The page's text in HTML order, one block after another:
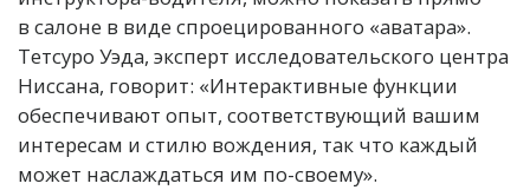
в салоне в виде спроецированного «аватара».
Тетсуро Уэда, эксперт исследовательского центра
Ниссана, говорит: «Интерактивные функции
обеспечивают опыт, соответствующий вашим
интересам и стилю вождения, так что каждый
может наслаждаться им по-своему».